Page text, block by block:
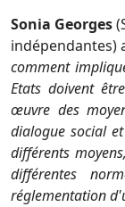
Sonia Georges
indépendantes)
comment
Etats doivent
œuvre des
dialogue social
différents
différentes
réglementation